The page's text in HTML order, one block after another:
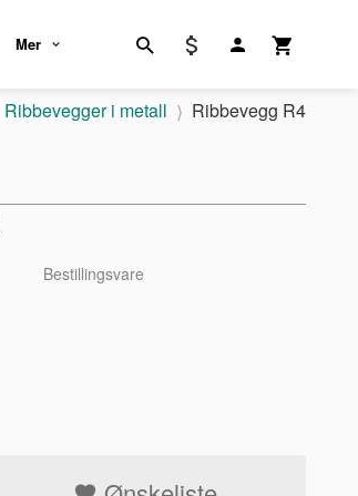
Mer
Ribbevegger i metall Ribbevegg R4
Bestillingsvare